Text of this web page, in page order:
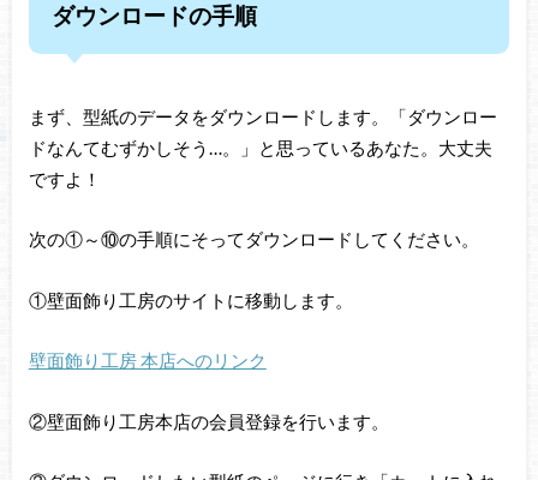
ダウンロードの手順
まず、型紙のデータをダウンロードします。「ダウンロー
ドなんてむずかしそう…。」と思っているあなた。大丈夫
ですよ！
次の①～⑩の手順にそってダウンロードしてください。
①壁面飾り工房のサイトに移動します。
壁面飾り工房 本店へのリンク
②壁面飾り工房本店の会員登録を行います。